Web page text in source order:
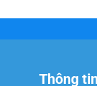
Thông